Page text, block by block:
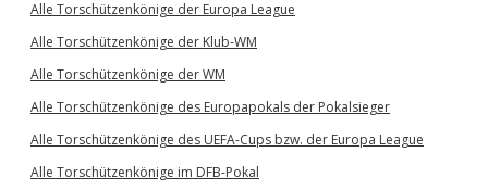
Alle Torschützenkönige der Europa League
Alle Torschützenkönige der Klub-WM
Alle Torschützenkönige der WM
Alle Torschützenkönige des Europapokals der Pokalsieger
Alle Torschützenkönige des UEFA-Cups bzw. der Europa League
Alle Torschützenkönige im DFB-Pokal